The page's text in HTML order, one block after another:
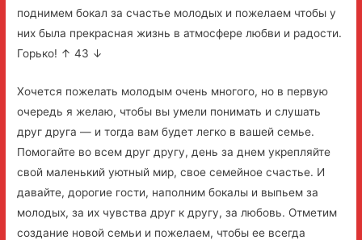
поднимем бокал за счастье молодых и пожелаем чтобы у
них была прекрасная жизнь в атмосфере любви и радости.
Горько! ↑ 43 ↓
Хочется пожелать молодым очень многого, но в первую
очередь я желаю, чтобы вы умели понимать и слушать
друг друга — и тогда вам будет легко в вашей семье.
Помогайте во всем друг другу, день за днем укрепляйте
свой маленький уютный мир, свое семейное счастье. И
давайте, дорогие гости, наполним бокалы и выпьем за
молодых, за их чувства друг к другу, за любовь. Отметим
создание новой семьи и пожелаем, чтобы ее всегда